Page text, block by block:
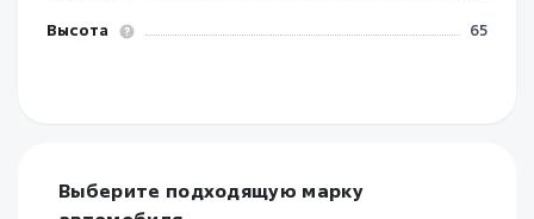
Высота
65
Выберите подходящую марку